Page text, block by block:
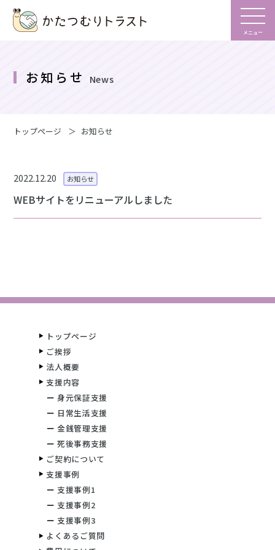
メニュー
お知らせ News
トップページ お知らせ
2022.12.20 お知らせ
WEBサイトをリニューアルしました
トップページ
ご挨拶
法人概要
支援内容
身元保証支援
日常生活支援
金銭管理支援
死後事務支援
ご契約について
支援事例
支援事例1
支援事例2
支援事例3
よくあるご質問